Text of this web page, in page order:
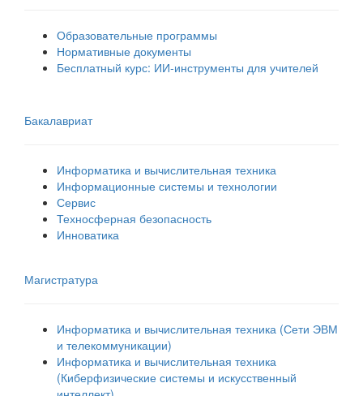
Образовательные программы
Нормативные документы
Бесплатный курс: ИИ‑инструменты для учителей
Бакалавриат
Информатика и вычислительная техника
Информационные системы и технологии
Сервис
Техносферная безопасность
Инноватика
Магистратура
Информатика и вычислительная техника (Сети ЭВМ
и телекоммуникации)
Информатика и вычислительная техника
(Киберфизические системы и искусственный